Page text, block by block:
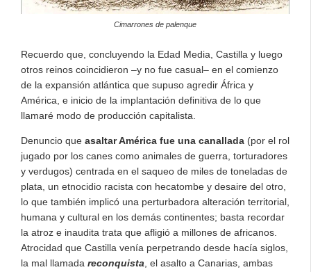
Cimarrones de palenque
Recuerdo que, concluyendo la Edad Media, Castilla y luego
otros reinos coincidieron –y no fue casual– en el comienzo
de la expansión atlántica que supuso agredir África y
América, e inicio de la implantación definitiva de lo que
llamaré modo de producción capitalista.
Denuncio que asaltar América fue una canallada (por el rol
jugado por los canes como animales de guerra, torturadores
y verdugos) centrada en el saqueo de miles de toneladas de
plata, un etnocidio racista con hecatombe y desaire del otro,
lo que también implicó una perturbadora alteración territorial,
humana y cultural en los demás continentes; basta recordar
la atroz e inaudita trata que afligió a millones de africanos.
Atrocidad que Castilla venía perpetrando desde hacía siglos,
la mal llamada reconquista , el asalto a Canarias, ambas